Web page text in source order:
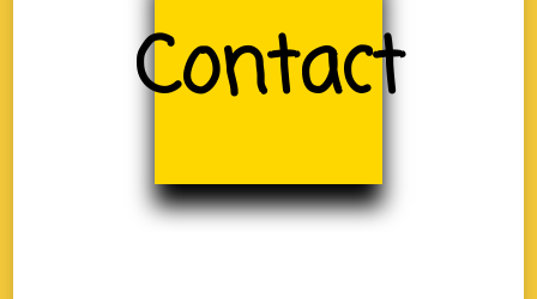
Contact